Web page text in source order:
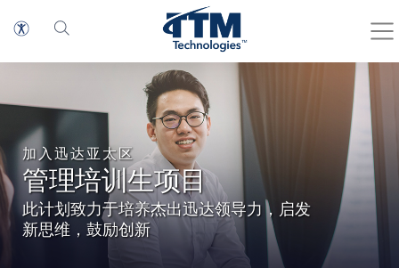
加入迅达亚太区
管理培训生项目
此计划致力于培养杰出迅达领导力，启发
新思维，鼓励创新